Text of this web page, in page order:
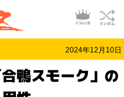
2024年12月10日
鴨スモーク」の